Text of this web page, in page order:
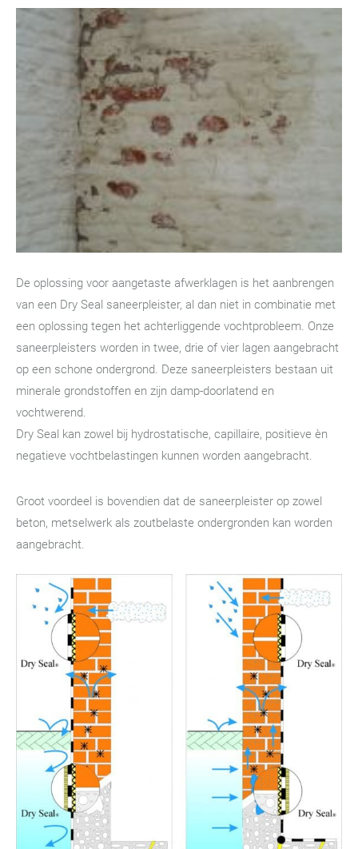
De oplossing voor aangetaste afwerklagen is het aanbrengen
van een Dry Seal saneerpleister, al dan niet in combinatie met
een oplossing tegen het achterliggende vochtprobleem. Onze
saneerpleisters worden in twee, drie of vier lagen aangebracht
op een schone ondergrond. Deze saneerpleisters bestaan uit
minerale grondstoffen en zijn damp-doorlatend en
vochtwerend.
Dry Seal kan zowel bij hydrostatische, capillaire, positieve èn
negatieve vochtbelastingen kunnen worden aangebracht.
Groot voordeel is bovendien dat de saneerpleister op zowel
beton, metselwerk als zoutbelaste ondergronden kan worden
aangebracht.